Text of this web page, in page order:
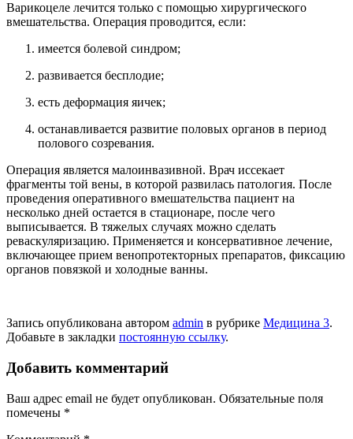
Варикоцеле лечится только с помощью хирургического
вмешательства. Операция проводится, если:
имеется болевой синдром;
развивается бесплодие;
есть деформация яичек;
останавливается развитие половых органов в период
полового созревания.
Операция является малоинвазивной. Врач иссекает
фрагменты той вены, в которой развилась патология. После
проведения оперативного вмешательства пациент на
несколько дней остается в стационаре, после чего
выписывается. В тяжелых случаях можно сделать
реваскуляризацию. Применяется и консервативное лечение,
включающее прием венопротекторных препаратов, фиксацию
органов повязкой и холодные ванны.
Запись опубликована автором admin в рубрике Медицина 3.
Добавьте в закладки постоянную ссылку.
Добавить комментарий
Ваш адрес email не будет опубликован. Обязательные поля
помечены *